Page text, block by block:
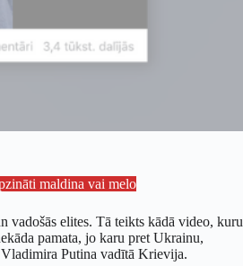
maldina vai melo
vadošās elites. Tā teikts kādā video, kuru
pamata, jo karu pret Ukrainu,
Vladimira Putina vadītā Krievija.